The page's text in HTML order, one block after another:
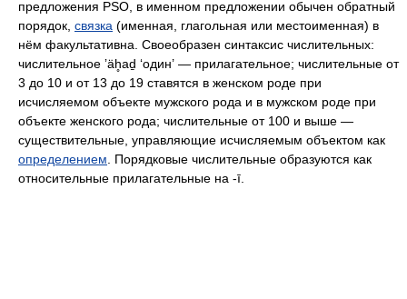
предложения PSO, в именном предложении обычен обратный
порядок, связка (именная, глагольная или местоименная) в
нём факультативна. Своеобразен синтаксис числительных:
числительное ʼäh̥aḏ ‘один’ — прилагательное; числительные от
3 до 10 и от 13 до 19 ставятся в женском роде при
исчисляемом объекте мужского рода и в мужском роде при
объекте женского рода; числительные от 100 и выше —
существительные, управляющие исчисляемым объектом как
определением . Порядковые числительные образуются как
относительные прилагательные на ‑ī.